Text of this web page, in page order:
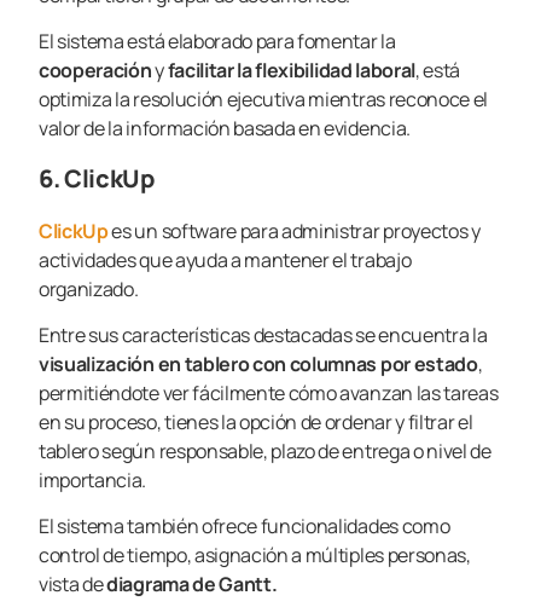
El sistema está elaborado para fomentar la
cooperaciónyfacilitar la flexibilidad laboral, está
optimiza la resolución ejecutiva mientras reconoce el
valor de la información basada en evidencia.
6. ClickUp
ClickUpes un software para administrar proyectos y
actividades que ayuda a mantener el trabajo
organizado.
Entre sus características destacadas se encuentra la
visualización en tablero con columnas por estado,
permitiéndote ver fácilmente cómo avanzan las tareas
en su proceso, tienes la opción de ordenar y filtrar el
tablero según responsable, plazo de entrega o nivel de
importancia.
El sistema también ofrece funcionalidades como
control de tiempo, asignación a múltiples personas,
vista dediagrama de Gantt.